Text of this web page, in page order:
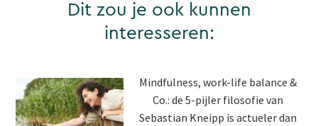
Dit zou je ook kunnen
interesseren:
Mindfulness, work-life balance &
Co.: de 5-pijler filosofie van
Sebastian Kneipp is actueler dan